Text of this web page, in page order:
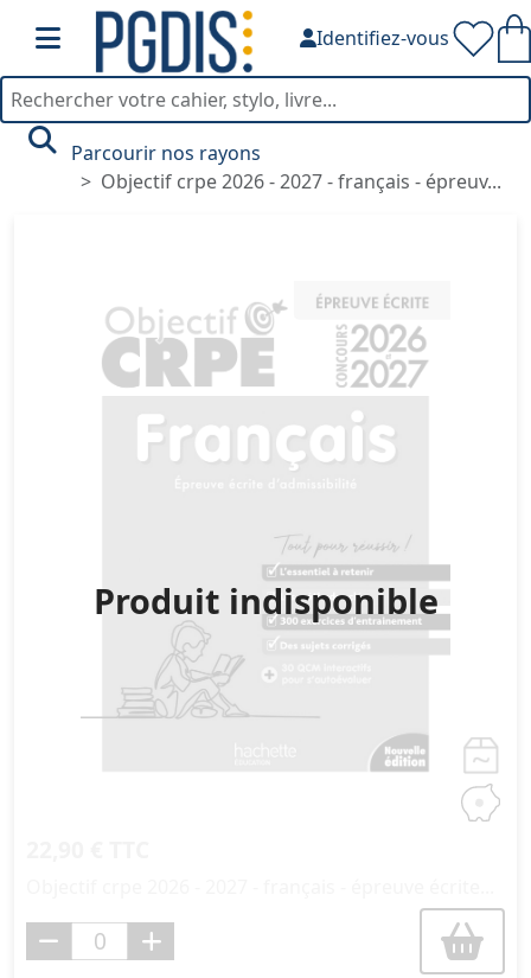
Identifiez-vous
Parcourir nos rayons
Objectif crpe 2026 - 2027 - français - épreuv...
Produit indisponible